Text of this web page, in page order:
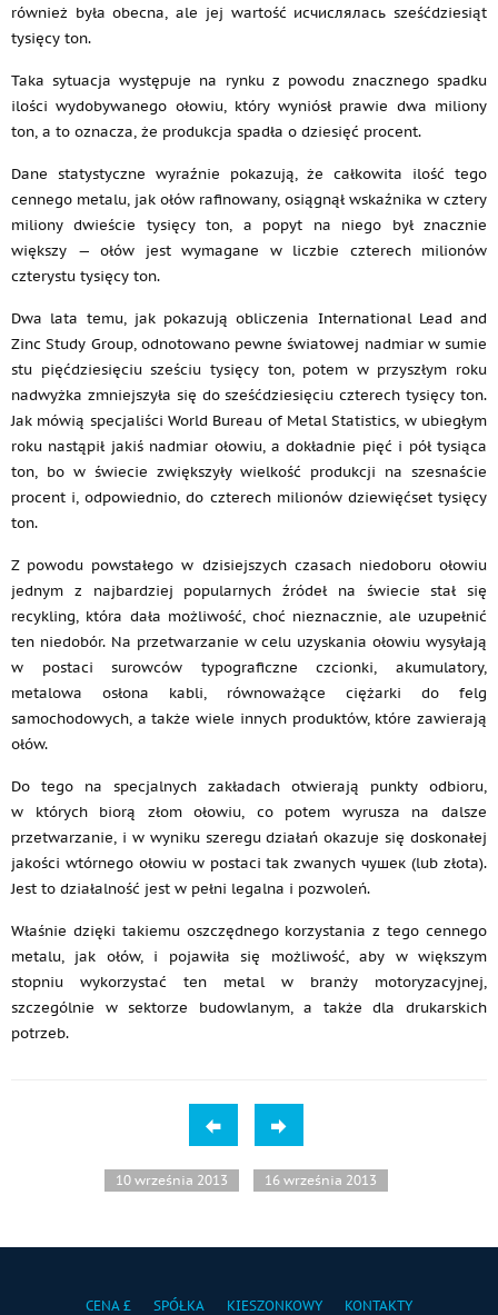
również była obecna, ale jej wartość исчислялась sześćdziesiąt
tysięcy ton.
Taka sytuacja występuje na rynku z powodu znacznego spadku
ilości wydobywanego ołowiu, który wyniósł prawie dwa miliony
ton, a to oznacza, że produkcja spadła o dziesięć procent.
Dane statystyczne wyraźnie pokazują, że całkowita ilość tego
cennego metalu, jak ołów rafinowany, osiągnął wskaźnika w cztery
miliony dwieście tysięcy ton, a popyt na niego był znacznie
większy — ołów jest wymagane w liczbie czterech milionów
czterystu tysięcy ton.
Dwa lata temu, jak pokazują obliczenia International Lead and
Zinc Study Group, odnotowano pewne światowej nadmiar w sumie
stu pięćdziesięciu sześciu tysięcy ton, potem w przyszłym roku
nadwyżka zmniejszyła się do sześćdziesięciu czterech tysięcy ton.
Jak mówią specjaliści World Bureau of Metal Statistics, w ubiegłym
roku nastąpił jakiś nadmiar ołowiu, a dokładnie pięć i pół tysiąca
ton, bo w świecie zwiększyły wielkość produkcji na szesnaście
procent i, odpowiednio, do czterech milionów dziewięćset tysięcy
ton.
Z powodu powstałego w dzisiejszych czasach niedoboru ołowiu
jednym z najbardziej popularnych źródeł na świecie stał się
recykling, która dała możliwość, choć nieznacznie, ale uzupełnić
ten niedobór. Na przetwarzanie w celu uzyskania ołowiu wysyłają
w postaci surowców typograficzne czcionki, akumulatory,
metalowa osłona kabli, równoważące ciężarki do felg
samochodowych, a także wiele innych produktów, które zawierają
ołów.
Do tego na specjalnych zakładach otwierają punkty odbioru,
w których biorą złom ołowiu, co potem wyrusza na dalsze
przetwarzanie, i w wyniku szeregu działań okazuje się doskonałej
jakości wtórnego ołowiu w postaci tak zwanych чушек (lub złota).
Jest to działalność jest w pełni legalna i pozwoleń.
Właśnie dzięki takiemu oszczędnego korzystania z tego cennego
metalu, jak ołów, i pojawiła się możliwość, aby w większym
stopniu wykorzystać ten metal w branży motoryzacyjnej,
szczególnie w sektorze budowlanym, a także dla drukarskich
potrzeb.
10 września 2013 16 września 2013
CENA £ SPÓŁKA KIESZONKOWY KONTAKTY